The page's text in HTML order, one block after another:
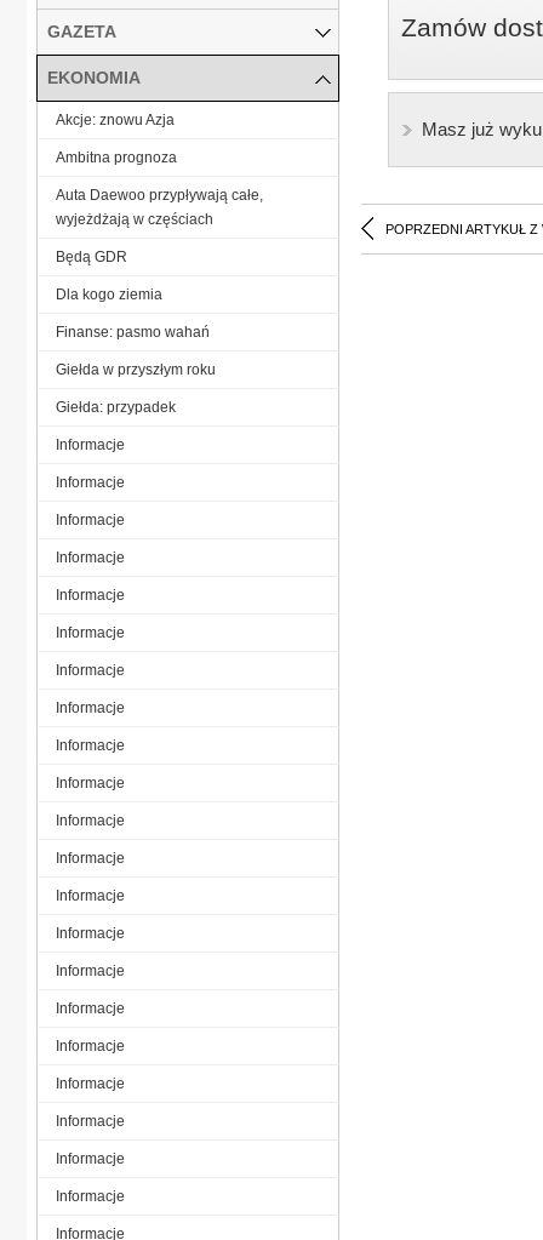
Zamów
Masz już
POPRZEDNI ARTYKUŁ Z
GAZETA
EKONOMIA
Akcje: znowu Azja
Ambitna prognoza
Auta Daewoo przypływają całe,
wyjeżdżają w częściach
Będą GDR
Dla kogo ziemia
Finanse: pasmo wahań
Giełda w przyszłym roku
Giełda: przypadek
Informacje
Informacje
Informacje
Informacje
Informacje
Informacje
Informacje
Informacje
Informacje
Informacje
Informacje
Informacje
Informacje
Informacje
Informacje
Informacje
Informacje
Informacje
Informacje
Informacje
Informacje
Informacje